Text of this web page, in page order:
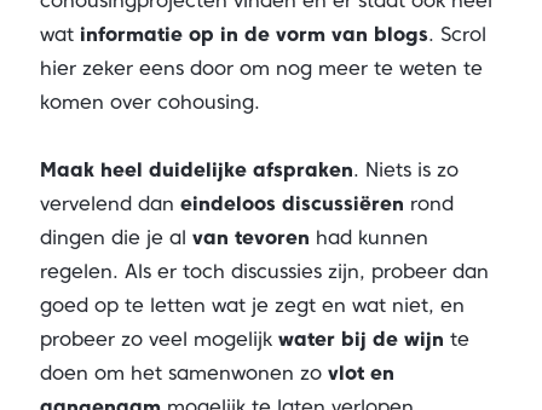
wat informatie op in de vorm van blogs. Scrol
hier zeker eens door om nog meer te weten te
komen over cohousing.
Maak heel duidelijke afspraken. Niets is zo
vervelend dan eindeloos discussiëren rond
dingen die je al van tevoren had kunnen
regelen. Als er toch discussies zijn, probeer dan
goed op te letten wat je zegt en wat niet, en
probeer zo veel mogelijk water bij de wijn te
doen om het samenwonen zo vlot en